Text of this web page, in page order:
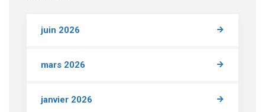
juin 2026
mars 2026
janvier 2026